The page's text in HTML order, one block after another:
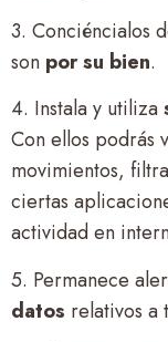
3. Conciéncialos
son por su bien.
4. Instala y utiliza
Con ellos podrás
movimientos,
ciertas
actividad en
5. Permanece
datos relativos a